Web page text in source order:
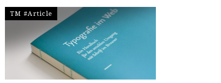
TM #Article